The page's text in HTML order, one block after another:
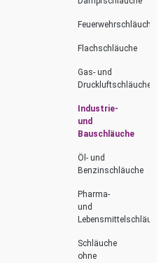
Feuerwehrschläuche
Flachschläuche
Gas- und
Druckluftschläuche
Industrie-
und
Bauschläuche
Öl- und
Benzinschläuche
Pharma-
und
Lebensmittelschläuche
Schläuche
ohne